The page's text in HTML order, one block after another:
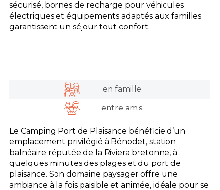
sécurisé, bornes de recharge pour véhicules
électriques et équipements adaptés aux familles
garantissent un séjour tout confort.
en famille
entre amis
Le Camping Port de Plaisance bénéficie d’un
emplacement privilégié à Bénodet, station
balnéaire réputée de la Riviera bretonne, à
quelques minutes des plages et du port de
plaisance. Son domaine paysager offre une
ambiance à la fois paisible et animée, idéale pour se